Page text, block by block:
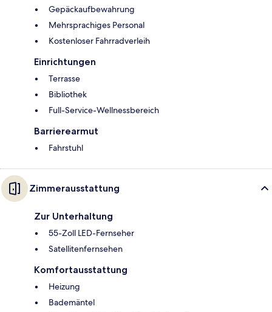
Gepäckaufbewahrung
Mehrsprachiges Personal
Kostenloser Fahrradverleih
Einrichtungen
Terrasse
Bibliothek
Full-Service-Wellnessbereich
Barrierearmut
Fahrstuhl
Zimmerausstattung
Zur Unterhaltung
55-Zoll LED-Fernseher
Satellitenfernsehen
Komfortausstattung
Heizung
Bademäntel